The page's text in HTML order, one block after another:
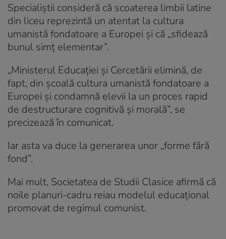
Specialiștii consideră că scoaterea limbii latine
din liceu reprezintă un atentat la cultura
umanistă fondatoare a Europei și că „sfidează
bunul simț elementar”.
„Ministerul Educației și Cercetării elimină, de
fapt, din școală cultura umanistă fondatoare a
Europei și condamnă elevii la un proces rapid
de destructurare cognitivă și morală”, se
precizează în comunicat.
Iar asta va duce la generarea unor „forme fără
fond”.
Mai mult, Societatea de Studii Clasice afirmă că
noile planuri-cadru reiau modelul educațional
promovat de regimul comunist.